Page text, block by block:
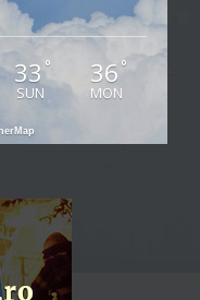
33 °
SUN
36 °
MON